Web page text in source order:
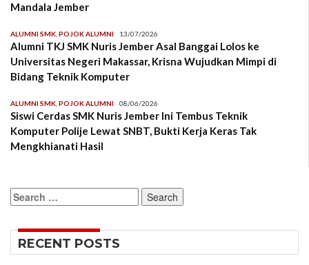
Mandala Jember
ALUMNI SMK POJOK ALUMNI 13/07/2026
Alumni TKJ SMK Nuris Jember Asal Banggai Lolos ke
Universitas Negeri Makassar, Krisna Wujudkan Mimpi di
Bidang Teknik Komputer
ALUMNI SMK POJOK ALUMNI 08/06/2026
Siswi Cerdas SMK Nuris Jember Ini Tembus Teknik
Komputer Polije Lewat SNBT, Bukti Kerja Keras Tak
Mengkhianati Hasil
Search
for:
RECENT POSTS